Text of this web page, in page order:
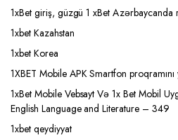
1xBet giriş, güzgü 1 xBet
1xbet Kazahstan
1xbet Korea
1XBET Mobile APK Smartfon
1xBet Mobile Vebsayt Və 1x Bet Mobil
English Language and Literature – 349
1xbet qeydiyyat